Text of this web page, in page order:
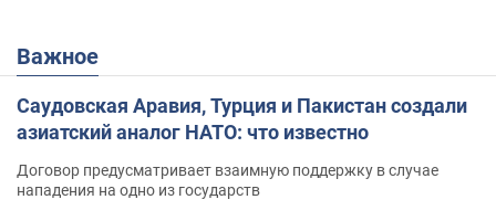
Важное
Саудовская Аравия, Турция и Пакистан создали
азиатский аналог НАТО: что известно
Договор предусматривает взаимную поддержку в случае
нападения на одно из государств